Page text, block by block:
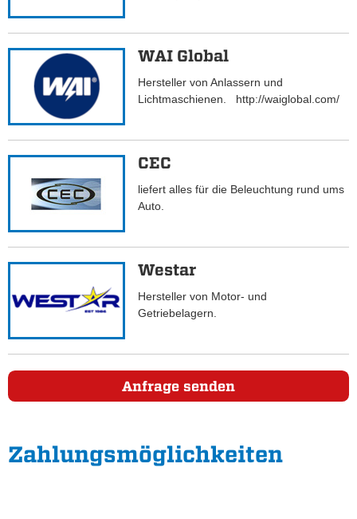
WAI Global
Hersteller von Anlassern und
Lichtmaschienen. http://waiglobal.com/
CEC
liefert alles für die Beleuchtung rund ums
Auto.
Westar
Hersteller von Motor- und
Getriebelagern.
Anfrage senden
Zahlungs­möglichkeiten